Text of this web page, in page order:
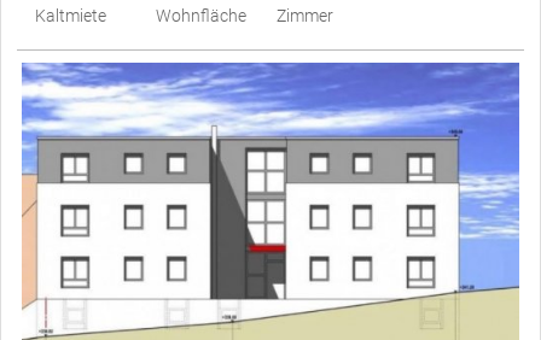
Kaltmiete
Wohnfläche
Zimmer